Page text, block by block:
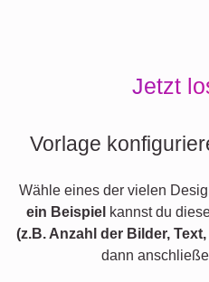
Jetzt
Vorlage
Wähle eines der vielen
ein Beispiel kannst du
(z.B. Anzahl der Bilder,
dann